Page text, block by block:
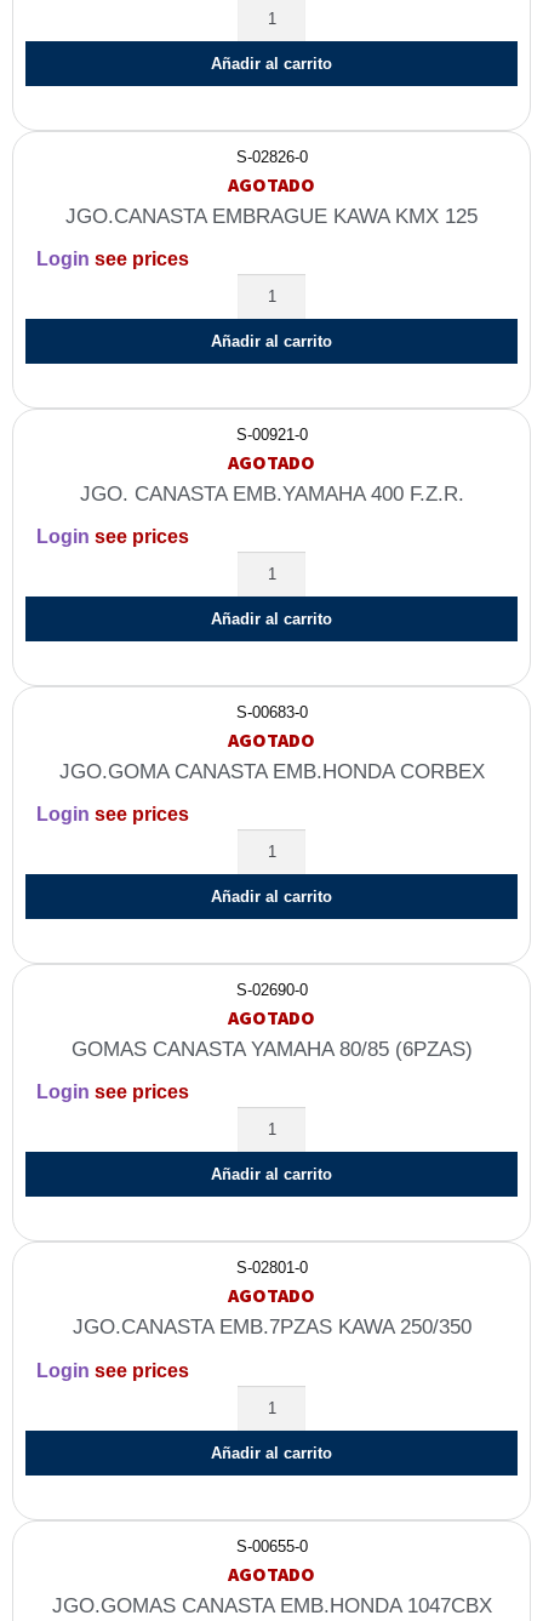
Añadir al carrito
S-02826-0
AGOTADO
JGO.CANASTA EMBRAGUE KAWA KMX 125
Login see prices
Añadir al carrito
S-00921-0
AGOTADO
JGO. CANASTA EMB.YAMAHA 400 F.Z.R.
Login see prices
Añadir al carrito
S-00683-0
AGOTADO
JGO.GOMA CANASTA EMB.HONDA CORBEX
Login see prices
Añadir al carrito
S-02690-0
AGOTADO
GOMAS CANASTA YAMAHA 80/85 (6PZAS)
Login see prices
Añadir al carrito
S-02801-0
AGOTADO
JGO.CANASTA EMB.7PZAS KAWA 250/350
Login see prices
Añadir al carrito
S-00655-0
AGOTADO
JGO.GOMAS CANASTA EMB.HONDA 1047CBX